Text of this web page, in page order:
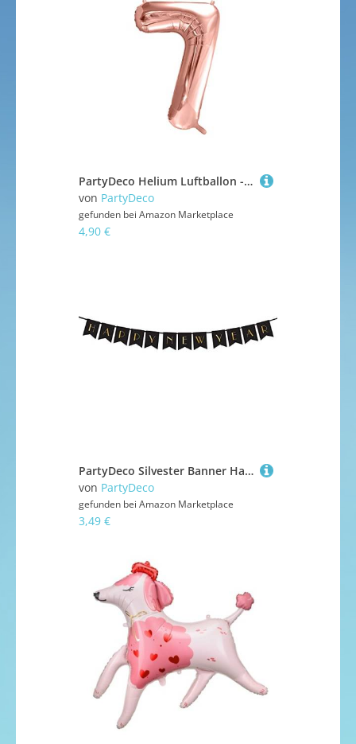
PartyDeco Helium Luftballon - Geburtstag Deko - Folienballon - Zahl 7 - Rose Gold - 86 cm
von PartyDeco
gefunden bei Amazon Marketplace
4,90 €
PartyDeco Silvester Banner Happy New Year Dekoration Schwarz mit goldenen Inschrift Frohes neues Jahr
von PartyDeco
gefunden bei Amazon Marketplace
3,49 €